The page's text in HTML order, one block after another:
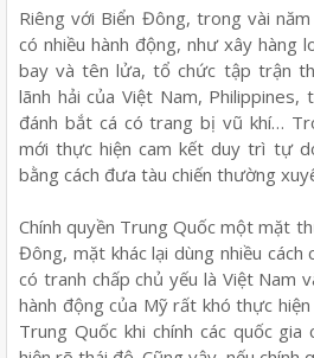
Riêng với Biển Đông, trong vài
có nhiều hành động, như xây hàng
bay và tên lửa, tổ chức tập trận
lãnh hải của Việt Nam,
đánh bắt cá có trang bị vũ khí…
mới thực hiện cam kết duy trì tự
bằng cách đưa tàu chiến thường
Chính quyền Trung Quốc một mặt
Đông, mặt khác lại dùng nhiều cách
có tranh chấp chủ yếu là Việt Nam
hành động của Mỹ rất khó thực hiện
Trung Quốc khi chính các quốc